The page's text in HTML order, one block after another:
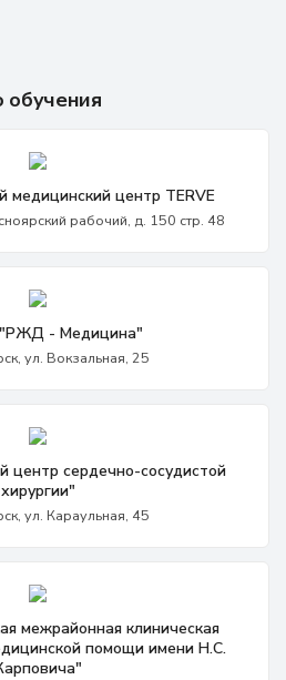
обучения
медицинский центр TERVE
рабочий, д. 150 стр. 48
- Медицина"
ул. Вокзальная, 25
сердечно-сосудистой
хирургии"
ул. Караульная, 45
межрайонная клиническая
помощи имени Н.С.